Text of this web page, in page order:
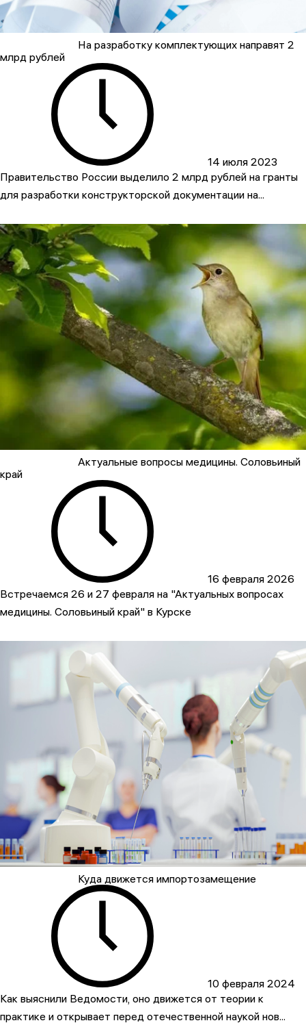
На разработку комплектующих направят 2
млрд рублей
14 июля 2023
Правительство России выделило 2 млрд рублей на гранты
для разработки конструкторской документации на...
Актуальные вопросы медицины. Соловьиный
край
16 февраля 2026
Встречаемся 26 и 27 февраля на "Актуальных вопросах
медицины. Соловьиный край" в Курске
Куда движется импортозамещение
10 февраля 2024
Как выяснили Ведомости, оно движется от теории к
практике и открывает перед отечественной наукой нов...